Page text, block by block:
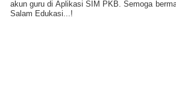
akun guru di Aplikasi SIM PKB. Semoga
Salam Edukasi...!